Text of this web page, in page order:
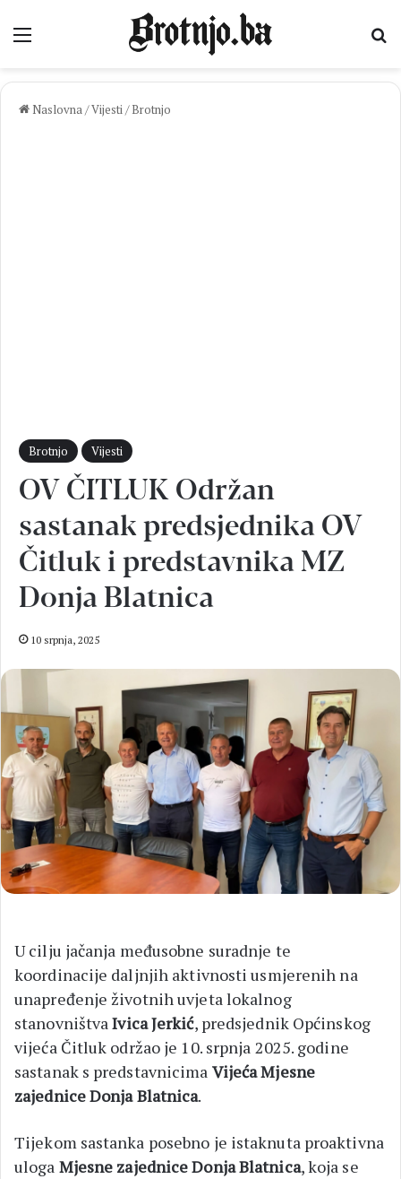
Izbornik
Naslovna/Vijesti/ Brotnjo
Brotnjo Vijesti
OV ČITLUK Održan
sastanak predsjednika OV
Čitluk i predstavnika MZ
Donja Blatnica
10 srpnja, 2025
U cilju jačanja međusobne suradnje te
koordinacije daljnjih aktivnosti usmjerenih na
unapređenje životnih uvjeta lokalnog
stanovništvaIvica Jerkić, predsjednik Općinskog
vijeća Čitluk održao je 10. srpnja 2025. godine
sastanak s predstavnicima Vijeća Mjesne
zajednice Donja Blatnica.
Tijekom sastanka posebno je istaknuta proaktivna
uloga Mjesne zajednice Donja Blatnica, koja se